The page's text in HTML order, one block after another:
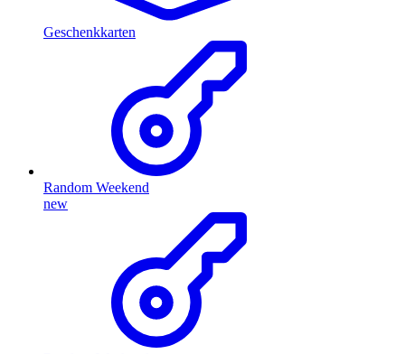
Geschenkkarten
Random Weekend
new